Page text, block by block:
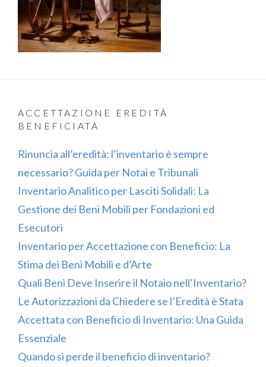
ACCETTAZIONE EREDITÀ
BENEFICIATA
Rinuncia all’eredità: l’inventario è sempre
necessario? Guida per Notai e Tribunali
Inventario Analitico per Lasciti Solidali: La
Gestione dei Beni Mobili per Fondazioni ed
Esecutori
Inventario per Accettazione con Beneficio: La
Stima dei Beni Mobili e d’Arte
Quali Beni Deve Inserire il Notaio nell’Inventario?
Le Autorizzazioni da Chiedere se l’Eredità è Stata
Accettata con Beneficio di Inventario: Una Guida
Essenziale
Quando si perde il beneficio di inventario?